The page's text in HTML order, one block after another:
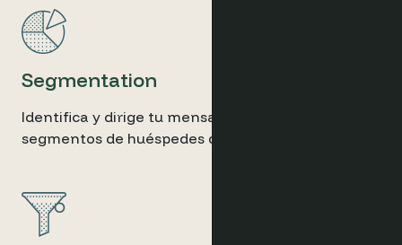
Segmentation
Identifica y dirige tu mensaje con precisión a los
segmentos de huéspedes de alto valor.